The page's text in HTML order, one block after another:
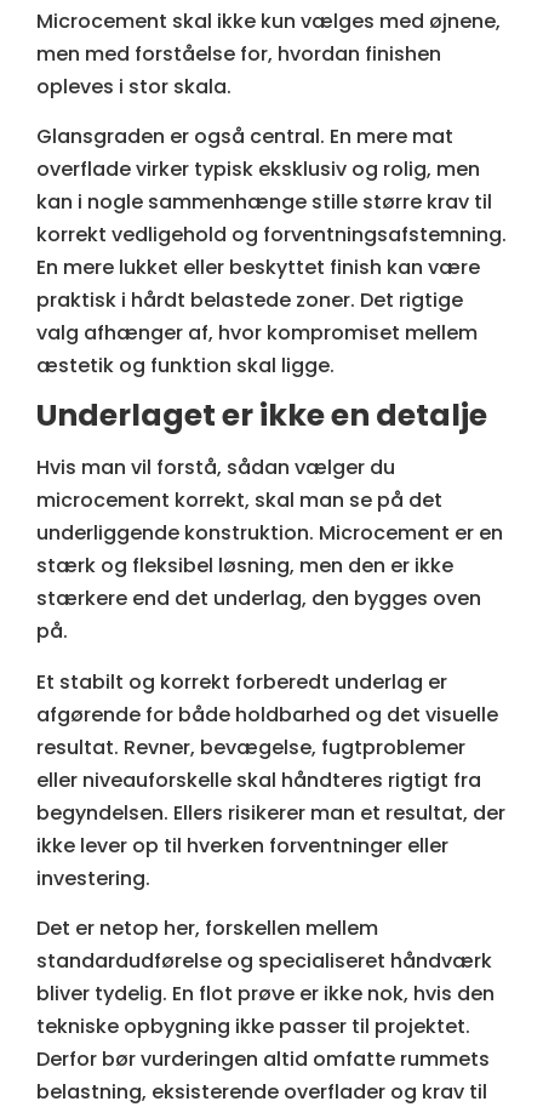
Microcement skal ikke kun vælges med øjnene,
men med forståelse for, hvordan finishen
opleves i stor skala.
Glansgraden er også central. En mere mat
overflade virker typisk eksklusiv og rolig, men
kan i nogle sammenhænge stille større krav til
korrekt vedligehold og forventningsafstemning.
En mere lukket eller beskyttet finish kan være
praktisk i hårdt belastede zoner. Det rigtige
valg afhænger af, hvor kompromiset mellem
æstetik og funktion skal ligge.
Underlaget er ikke en detalje
Hvis man vil forstå, sådan vælger du
microcement korrekt, skal man se på det
underliggende konstruktion. Microcement er en
stærk og fleksibel løsning, men den er ikke
stærkere end det underlag, den bygges oven
på.
Et stabilt og korrekt forberedt underlag er
afgørende for både holdbarhed og det visuelle
resultat. Revner, bevægelse, fugtproblemer
eller niveauforskelle skal håndteres rigtigt fra
begyndelsen. Ellers risikerer man et resultat, der
ikke lever op til hverken forventninger eller
investering.
Det er netop her, forskellen mellem
standardudførelse og specialiseret håndværk
bliver tydelig. En flot prøve er ikke nok, hvis den
tekniske opbygning ikke passer til projektet.
Derfor bør vurderingen altid omfatte rummets
belastning, eksisterende overflader og krav til